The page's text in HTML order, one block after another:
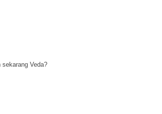
sekarang Veda?